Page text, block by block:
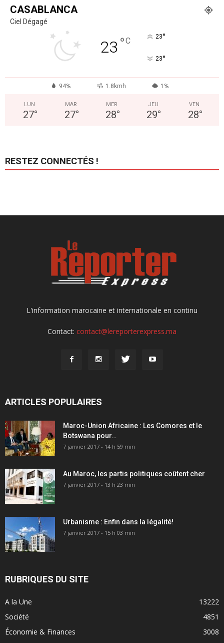
CASABLANCA
Ciel Dégagé
23 °C 23°
23°
94% 1.8kmh 1%
LUN
27°
MAR
27°
MER
28°
JEU
29°
VEN
28°
RESTEZ CONNECTÉS !
L'information marocaine et internationale en continu
Contact: contact@lereporterexpress.ma
ARTICLES POPULAIRES
Maroc-Union Africaine : Les Comores et le
Botswana pour…
7 janvier 2017 - 14 h 59 min
Au Maroc, les partis politiques coûtent cher
7 janvier 2017 - 13 h 23 min
Urbanisme : Enfin dans la légalité!
7 janvier 2017 - 15 h 03 min
RUBRIQUES DU SITE
A la Une
13222
Société
4851
Économie & Finances
3008